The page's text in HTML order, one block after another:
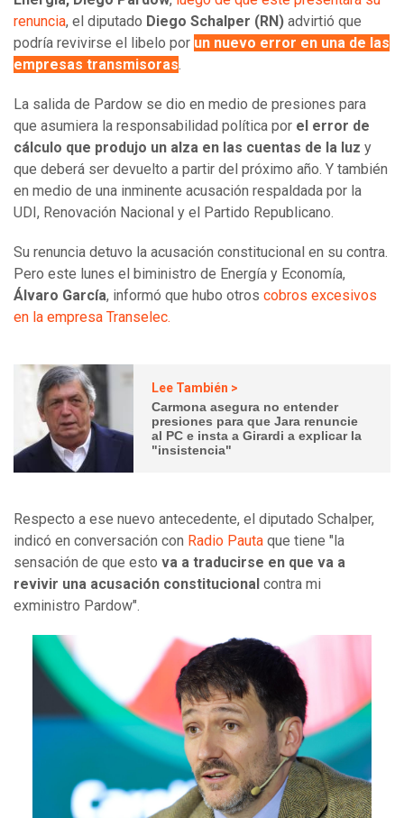
renuncia, el diputado Diego Schalper (RN) advirtió que
podría revivirse el libelo por un nuevo error en una de las
empresas transmisoras.
La salida de Pardow se dio en medio de presiones para
que asumiera la responsabilidad política por el error de
cálculo que produjo un alza en las cuentas de la luz y
que deberá ser devuelto a partir del próximo año. Y también
en medio de una inminente acusación respaldada por la
UDI, Renovación Nacional y el Partido Republicano.
Su renuncia detuvo la acusación constitucional en su contra.
Pero este lunes el biministro de Energía y Economía,
Álvaro García, informó que hubo otros cobros excesivos
en la empresa Transelec.
Lee También >
Carmona asegura no entender
presiones para que Jara renuncie
al PC e insta a Girardi a explicar la
"insistencia"
Respecto a ese nuevo antecedente, el diputado Schalper,
indicó en conversación con Radio Pauta que tiene "la
sensación de que esto va a traducirse en que va a
revivir una acusación constitucional contra mi
exministro Pardow".